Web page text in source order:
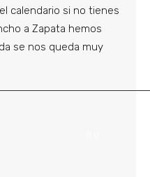
calendario si no tienes
a Zapata hemos
se nos queda muy